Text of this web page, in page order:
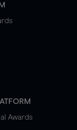
Awards